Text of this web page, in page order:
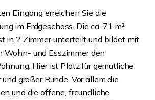
Eingang erreichen Sie die
im Erdgeschoss. Die ca. 71 m²
in 2 Zimmer unterteilt und bildet mit
Wohn- und Esszimmer den
Hier ist Platz für gemütliche
großer Runde. Vor allem die
und die offene, freundliche